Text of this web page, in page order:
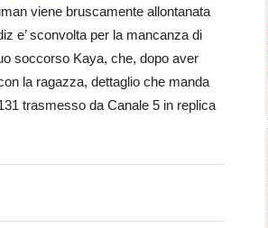
viene bruscamente allontanata
e’ sconvolta per la mancanza di
soccorso Kaya, che, dopo aver
la ragazza, dettaglio che manda
trasmesso da Canale 5 in replica